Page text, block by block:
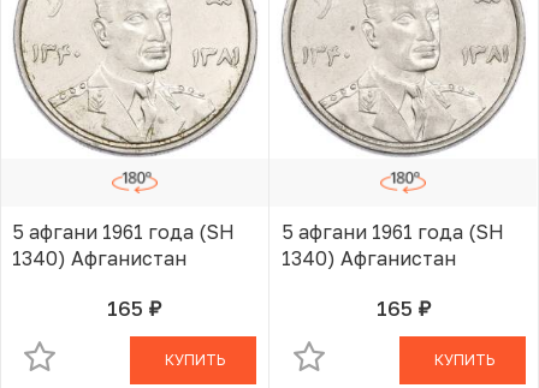
5 афгани 1961 года (SH
1340) Афганистан
165 руб.В КОРЗИНЕ
КУПИТЬ
5 афгани 1961 года (SH
1340) Афганистан
165 руб.В КОРЗИНЕ
КУПИТЬ